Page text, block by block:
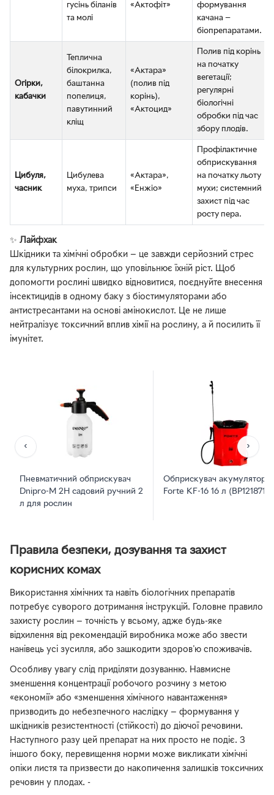
гусінь біланів
та молі
«Актофіт»
формування
качана —
біопрепаратами.
Огірки,
кабачки
Теплична
білокрилка,
баштанна
попелиця,
павутинний
кліщ
«Актара»
(полив під
корінь),
«Актоцид»
Полив під корінь
на початку
вегетації;
регулярні
біологічні
обробки під час
збору плодів.
Цибуля,
часник
Цибулева
муха, трипси
«Актара»,
«Енжіо»
Профілактичне
обприскування
на початку льоту
мухи; системний
захист під час
росту пера.
✨ Лайфхак
Шкідники та хімічні обробки — це завжди серйозний стрес
для культурних рослин, що уповільнює їхній ріст. Щоб
допомогти рослині швидко відновитися, поєднуйте внесення
інсектицидів в одному баку з біостимуляторами або
антистресантами на основі амінокислот. Це не лише
нейтралізує токсичний вплив хімії на рослину, а й посилить її
імунітет.
‹
Пневматичний обприскувач
Dnipro-M 2H садовий ручний 2
л для рослин
Обприскувач
Forte KF-16 16 л (BP121871)
›
Правила безпеки, дозування та захист
корисних комах
Використання хімічних та навіть біологічних препаратів
потребує суворого дотримання інструкцій. Головне правило
захисту рослин — точність у всьому, адже будь-яке
відхилення від рекомендацій виробника може або звести
нанівець усі зусилля, або зашкодити здоров'ю споживачів.
Особливу увагу слід приділяти дозуванню. Навмисне
зменшення концентрації робочого розчину з метою
«економії» або «зменшення хімічного навантаження»
призводить до небезпечного наслідку — формування у
шкідників резистентності (стійкості) до діючої речовини.
Наступного разу цей препарат на них просто не подіє. З
іншого боку, перевищення норми може викликати хімічні
опіки листя та призвести до накопичення залишків токсичних
речовин у плодах. -